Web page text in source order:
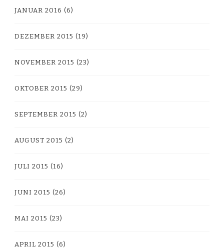
JANUAR 2016 (6)
DEZEMBER 2015 (19)
NOVEMBER 2015 (23)
OKTOBER 2015 (29)
SEPTEMBER 2015 (2)
AUGUST 2015 (2)
JULI 2015 (16)
JUNI 2015 (26)
MAI 2015 (23)
APRIL 2015 (6)